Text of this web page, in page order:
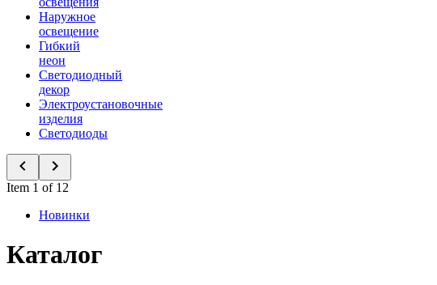
Наружное
освещение
Гибкий
неон
Светодиодный
декор
Электроустановочные
изделия
Светодиоды
Item 1 of 12
Новинки
Каталог